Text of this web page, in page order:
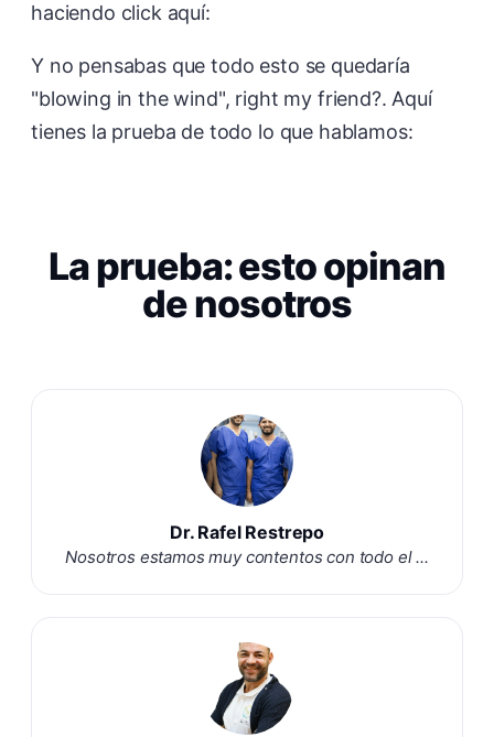
haciendo click aquí:
Y no pensabas que todo esto se quedaría
"blowing in the wind", right my friend?. Aquí
tienes la prueba de todo lo que hablamos:
La prueba: esto opinan
de nosotros
Dr. Rafel Restrepo
Nosotros estamos muy contentos con todo el ...